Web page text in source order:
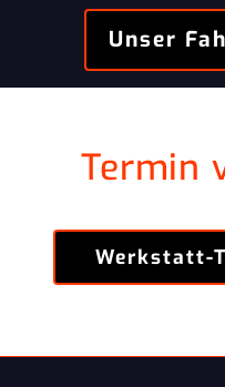
Unser
Termin
Werkstatt-